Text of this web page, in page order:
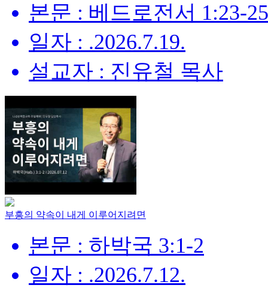
본문 : 베드로전서 1:23-25
일자 : .2026.7.19.
설교자 : 진유철 목사
부흥의 약속이 내게 이루어지려면
본문 : 하박국 3:1-2
일자 : .2026.7.12.